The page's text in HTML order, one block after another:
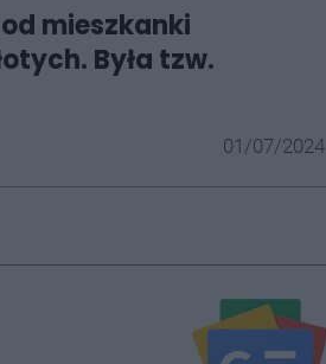
mieszkanki
Była tzw.
01/07/2024